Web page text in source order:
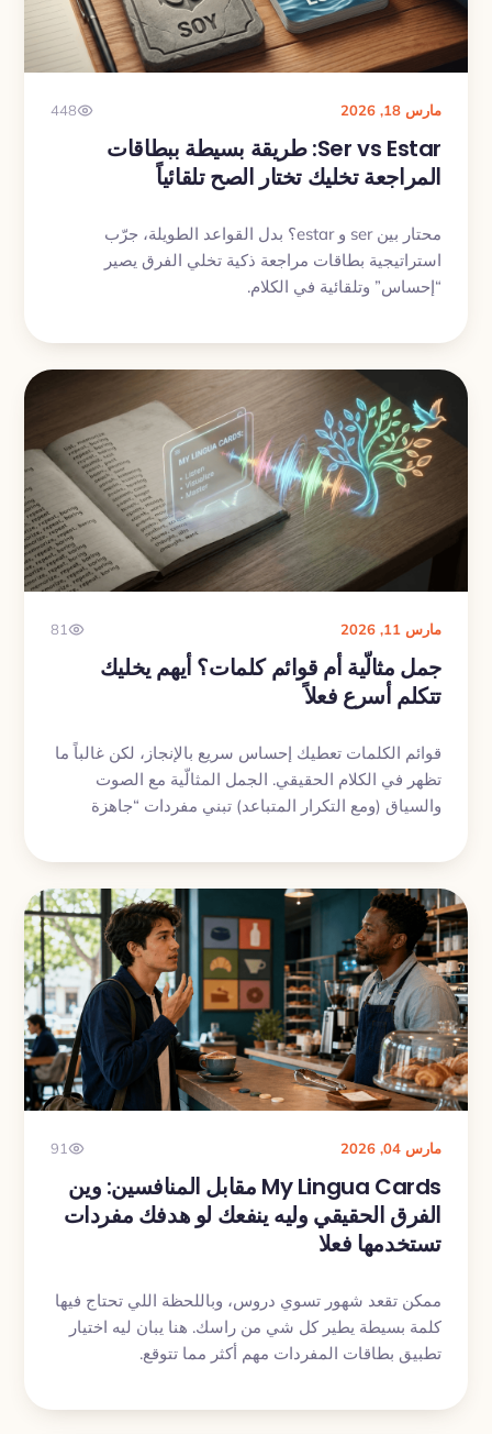
مارس 18, 2026 448
Ser vs Estar: طريقة بسيطة ببطاقات
المراجعة تخليك تختار الصح تلقائياً
محتار بين ser و estar؟ بدل القواعد الطويلة، جرّب
استراتيجية بطاقات مراجعة ذكية تخلي الفرق يصير
“إحساس” وتلقائية في الكلام.
مارس 11, 2026 81
جمل مثالّية أم قوائم كلمات؟ أيهم يخليك
تتكلم أسرع فعلاً
قوائم الكلمات تعطيك إحساس سريع بالإنجاز، لكن غالباً ما
تظهر في الكلام الحقيقي. الجمل المثالّية مع الصوت
والسياق (ومع التكرار المتباعد) تبني مفردات “جاهزة
مارس 04, 2026 91
My Lingua Cards مقابل المنافسين: وين
الفرق الحقيقي وليه ينفعك لو هدفك مفردات
تستخدمها فعلا
ممكن تقعد شهور تسوي دروس، وباللحظة اللي تحتاج فيها
كلمة بسيطة يطير كل شي من راسك. هنا يبان ليه اختيار
تطبيق بطاقات المفردات مهم أكثر مما تتوقع.